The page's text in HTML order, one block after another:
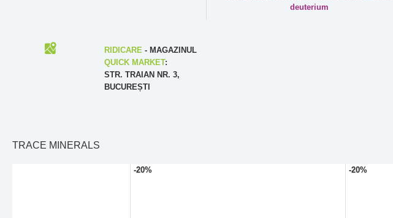
deuterium
RIDICARE - MAGAZINUL
QUICK MARKET:
STR. TRAIAN NR. 3,
BUCUREȘTI
TRACE MINERALS
-20% -20%